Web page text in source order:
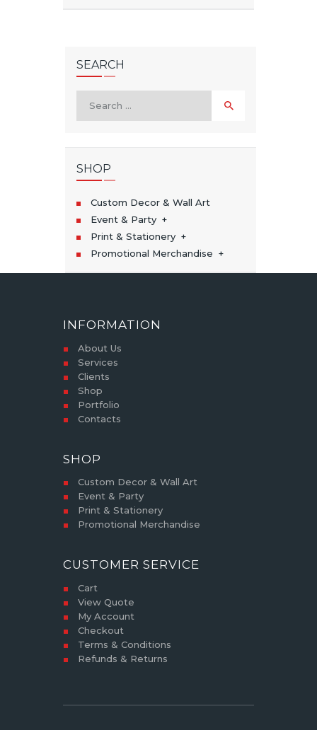
SEARCH
for:
SHOP
Custom Decor & Wall Art
Event & Party
Print & Stationery
Promotional Merchandise
INFORMATION
About Us
Services
Clients
Shop
Portfolio
Contacts
SHOP
Custom Decor & Wall Art
Event & Party
Print & Stationery
Promotional Merchandise
CUSTOMER SERVICE
Cart
View Quote
My Account
Checkout
Terms & Conditions
Refunds & Returns